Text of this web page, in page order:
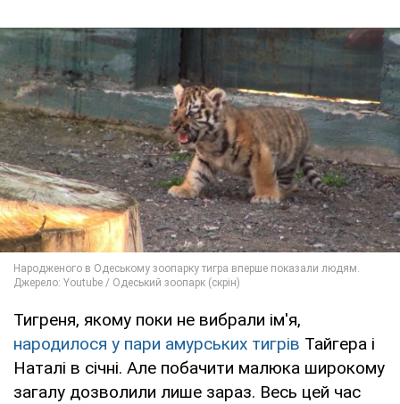
Тигреня, якому поки не вибрали ім'я,
народилося у пари амурських тигрів Тайгера і
Наталі в січні. Але побачити малюка широкому
загалу дозволили лише зараз. Весь цей час